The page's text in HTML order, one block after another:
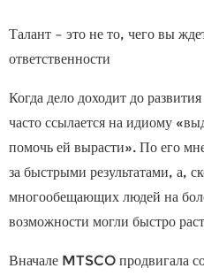
Талант – это не то, чего вы
ответственности
Когда дело доходит до
часто ссылается на идиому
помочь ей вырасти». По его
за быстрыми результатами, а,
многообещающих людей на
возможности могли быстро
Вначале MTSCO продвигала